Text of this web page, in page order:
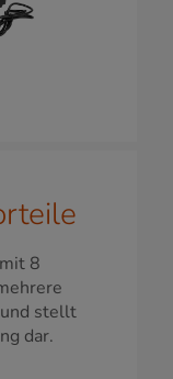
8
stellt
dar.